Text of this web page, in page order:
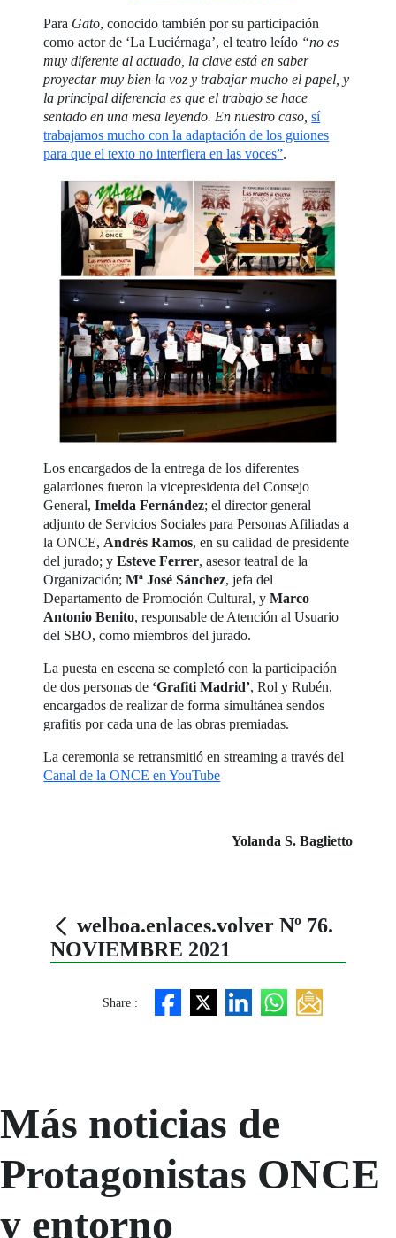
Para Gato, conocido también por su participación
como actor de ‘La Luciérnaga’, el teatro leído “no es
muy diferente al actuado, la clave está en saber
proyectar muy bien la voz y trabajar mucho el papel, y
la principal diferencia es que el trabajo se hace
sentado en una mesa leyendo. En nuestro caso,sí
trabajamos mucho con la adaptación de los guiones
para que el texto no interfiera en las voces”.
Los encargados de la entrega de los diferentes
galardones fueron la vicepresidenta del Consejo
General,Imelda Fernández; el director general
adjunto de Servicios Sociales para Personas Afiliadas a
la ONCE, Andrés Ramos, en su calidad de presidente
del jurado; yEsteve Ferrer, asesor teatral de la
Organización;Mª José Sánchez, jefa del
Departamento de Promoción Cultural, yMarco
Antonio Benito, responsable de Atención al Usuario
del SBO, como miembros del jurado.
La puesta en escena se completó con la participación
de dos personas de ‘Grafiti Madrid’, Rol y Rubén,
encargados de realizar de forma simultánea sendos
grafitis por cada una de las obras premiadas.
La ceremonia se retransmitió en streaming a través del
Canal de la ONCE en YouTube
Yolanda S. Baglietto
welboa.enlaces.volver Nº 76.
NOVIEMBRE 2021
Share :
Más noticias de
Protagonistas ONCE
y entorno